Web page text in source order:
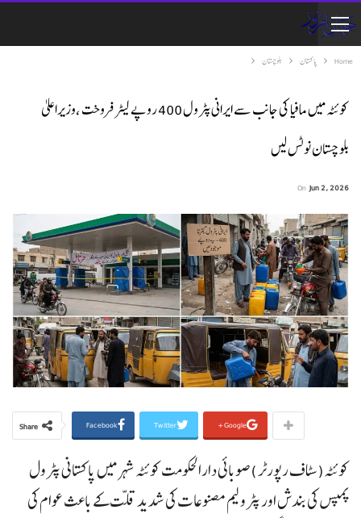
Home پاکستان بلوچستان
کوئٹہ میں مافیا کی جانب سے ایرانی پٹرول 400 روپے لیٹر فروخت ،وزیراعلیٰ
بلوچستان نوٹس لیں
On Jun 2, 2026
Share Facebook Twitter Google+
کوئٹہ(سٹاف رپورٹر )صوبائی دارالحکومت کوئٹہ شہر میں پاکستانی پٹرول
پمپس کی بندش اور پٹرولیم مصنوعات کی شدید قلت کے باعث عوام کی